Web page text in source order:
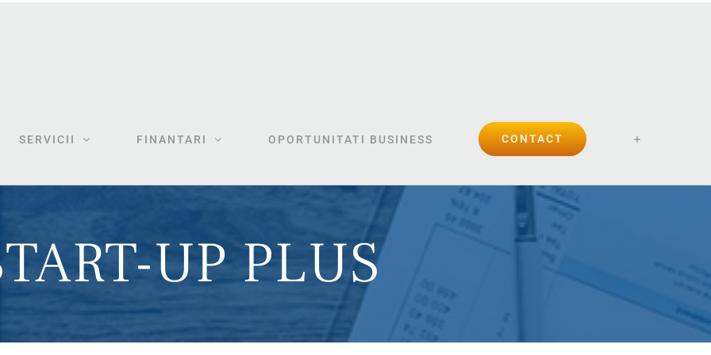
SERVICII FINANTARI OPORTUNITATI BUSINESS CONTACT
UP PLUS